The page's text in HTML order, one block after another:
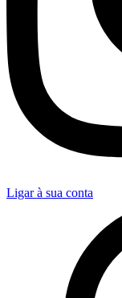
Ligar à sua conta